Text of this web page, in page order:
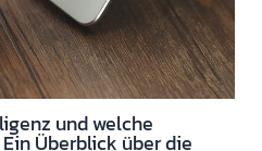
und welche
Überblick über die